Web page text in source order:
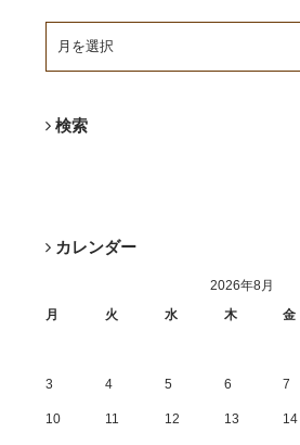
検索
カレンダー
2026年8月
月 火 水 木 金
3 4 5 6 7
10 11 12 13 14